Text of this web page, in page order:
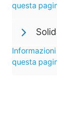
questa
questa